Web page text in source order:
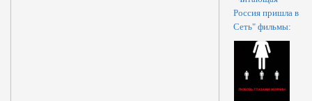
Россия пришла в
Сеть" фильмы: